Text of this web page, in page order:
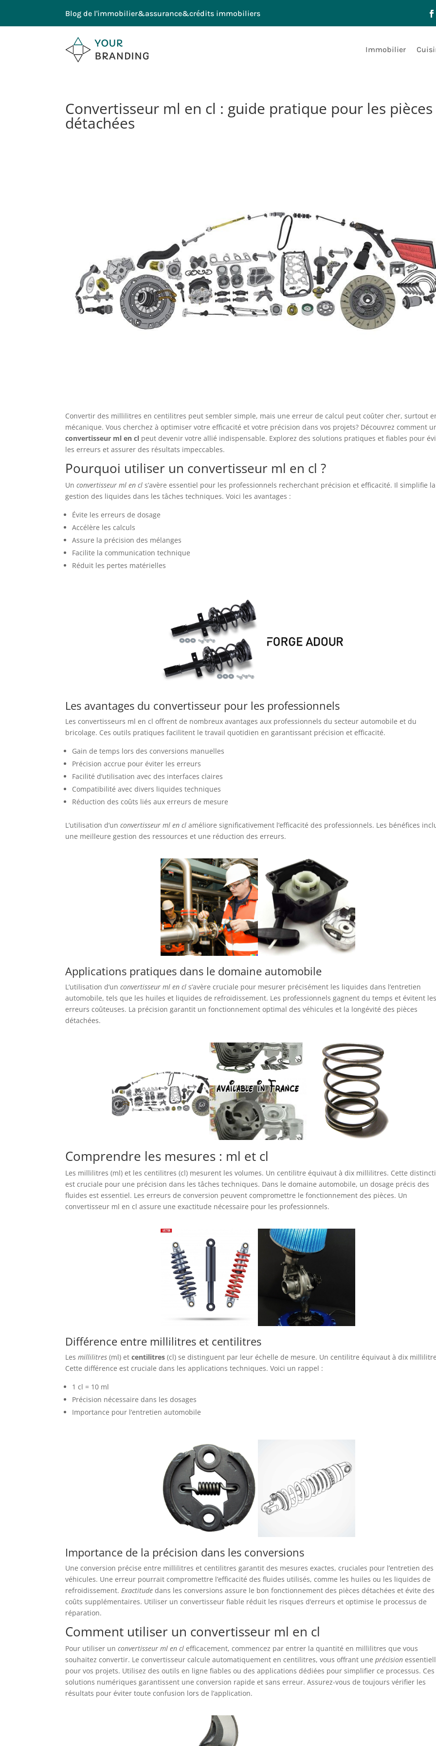
Blog de l'immobilier&assurance&crédits immobiliers
Immobilier
Convertisseur ml en cl : guide pratique pour les pièces
détachées
Convertir des millilitres en centilitres peut sembler simple, mais une erreur de calcul peut coûter cher, surtout
mécanique. Vous cherchez à optimiser votre efficacité et votre précision dans vos projets? Découvrez comment
convertisseur ml en cl peut devenir votre allié indispensable. Explorez des solutions pratiques et fiables pour
les erreurs et assurer des résultats impeccables.
Pourquoi utiliser un convertisseur ml en cl ?
Unconvertisseur ml en cl s’avère essentiel pour les professionnels recherchant précision et efficacité. Il simplifie la
gestion des liquides dans les tâches techniques. Voici les avantages :
Évite les erreurs de dosage
Accélère les calculs
Assure la précision des mélanges
Facilite la communication technique
Réduit les pertes matérielles
Les avantages du convertisseur pour les professionnels
Les convertisseurs ml en cl offrent de nombreux avantages aux professionnels du secteur automobile et du
bricolage. Ces outils pratiques facilitent le travail quotidien en garantissant précision et efficacité.
Gain de temps lors des conversions manuelles
Précision accrue pour éviter les erreurs
Facilité d’utilisation avec des interfaces claires
Compatibilité avec divers liquides techniques
Réduction des coûts liés aux erreurs de mesure
L’utilisation d’unconvertisseur ml en cl améliore significativement l’efficacité des professionnels. Les bénéfices
une meilleure gestion des ressources et une réduction des erreurs.
Applications pratiques dans le domaine automobile
L’utilisation d’unconvertisseur ml en cl s’avère cruciale pour mesurer précisément les liquides dans l’entretien
automobile, tels que les huiles et liquides de refroidissement. Les professionnels gagnent du temps et évitent
erreurs coûteuses. La précision garantit un fonctionnement optimal des véhicules et la longévité des pièces
détachées.
Comprendre les mesures : ml et cl
Les millilitres (ml) et les centilitres (cl) mesurent les volumes. Un centilitre équivaut à dix millilitres. Cette
est cruciale pour une précision dans les tâches techniques. Dans le domaine automobile, un dosage précis des
fluides est essentiel. Les erreurs de conversion peuvent compromettre le fonctionnement des pièces. Un
convertisseur ml en cl assure une exactitude nécessaire pour les professionnels.
Différence entre millilitres et centilitres
Lesmillilitres (ml) etcentilitres (cl) se distinguent par leur échelle de mesure. Un centilitre équivaut à dix
Cette différence est cruciale dans les applications techniques. Voici un rappel :
1 cl = 10 ml
Précision nécessaire dans les dosages
Importance pour l’entretien automobile
Importance de la précision dans les conversions
Une conversion précise entre millilitres et centilitres garantit des mesures exactes, cruciales pour l’entretien des
véhicules. Une erreur pourrait compromettre l’efficacité des fluides utilisés, comme les huiles ou les liquides de
refroidissement. Exactitude dans les conversions assure le bon fonctionnement des pièces détachées et évite des
coûts supplémentaires. Utiliser un convertisseur fiable réduit les risques d’erreurs et optimise le processus de
réparation.
Comment utiliser un convertisseur ml en cl
Pour utiliser unconvertisseur ml en cl efficacement, commencez par entrer la quantité en millilitres que vous
souhaitez convertir. Le convertisseur calcule automatiquement en centilitres, vous offrant uneprécision
pour vos projets. Utilisez des outils en ligne fiables ou des applications dédiées pour simplifier ce processus. Ces
solutions numériques garantissent une conversion rapide et sans erreur. Assurez-vous de toujours vérifier les
résultats pour éviter toute confusion lors de l’application.